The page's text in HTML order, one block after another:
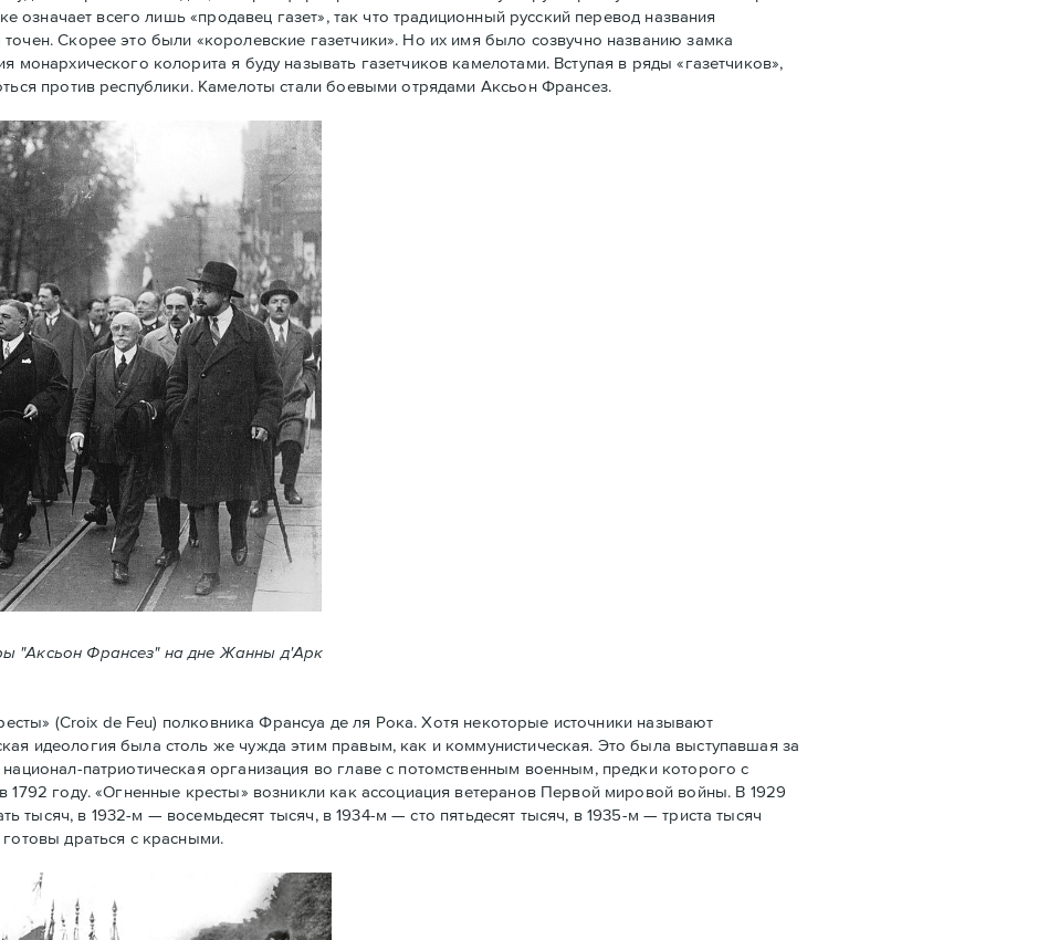
всего лишь «продавец газет», так что традиционный русский перевод названия
Скорее это были «королевские газетчики». Но их имя было созвучно названию замка
монархического колорита я буду называть газетчиков камелотами. Вступая в ряды «газетчиков»,
против республики. Камелоты стали боевыми отрядами Аксьон Франсез.
"Аксьон Франсез" на дне Жанны д'Арк
(Croix de Feu) полковника Франсуа де ля Рока. Хотя некоторые источники называют
идеология была столь же чужда этим правым, как и коммунистическая. Это была выступавшая за
патриотическая организация во главе с потомственным военным, предки которого с
году. «Огненные кресты» возникли как ассоциация ветеранов Первой мировой войны. В 1929
тысяч, в 1932-м — восемьдесят тысяч, в 1934-м — сто пятьдесят тысяч, в 1935-м — триста тысяч
драться с красными.